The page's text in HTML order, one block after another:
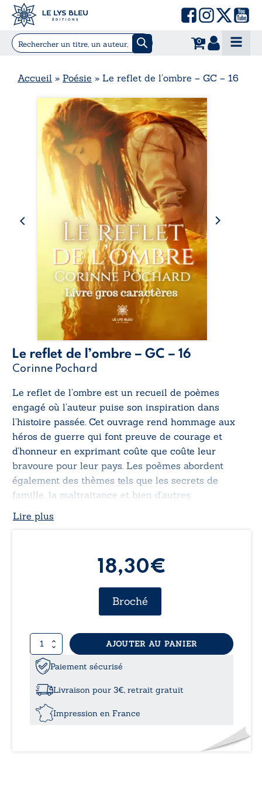
0
Accueil » Poésie » Le reflet de l’ombre – GC – 16
Le reflet de l’ombre – GC – 16
Corinne Pochard
Le reflet de l’ombre est un recueil de poèmes
engagé où l’auteur puise son inspiration dans
l’histoire passée. Cet ouvrage rend hommage aux
héros de guerre qui font preuve de courage et
d’honneur en exprimant coûte que coûte leur
bravoure pour leur pays. Les poèmes abordent
également des thèmes tels que les secrets de
famille, la maltraitance et bien d’autres.
Lire plus
18,30€
Broché
quantité
de
Le
reflet
de
l’ombre
GC
AJOUTER AU PANIER
Paiement sécurisé
Livraison pour 3€, retrait gratuit
Impression en France